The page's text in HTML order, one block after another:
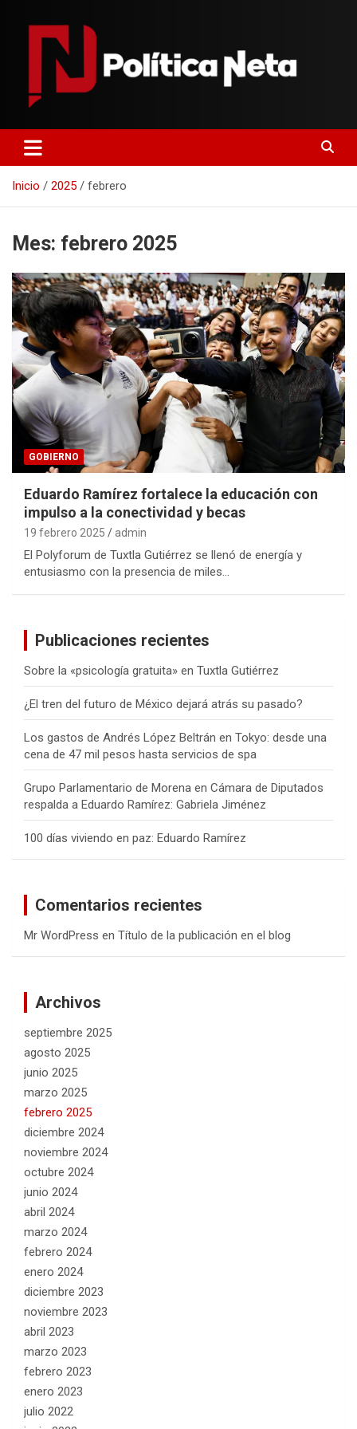
contenido
Politica Neta
Inicio 2025 febrero
Mes: febrero 2025
GOBIERNO
Eduardo Ramírez fortalece la educación con
impulso a la conectividad y becas
19 febrero 2025 admin
El Polyforum de Tuxtla Gutiérrez se llenó de energía y
entusiasmo con la presencia de miles…
Publicaciones recientes
Sobre la «psicología gratuita» en Tuxtla Gutiérrez
¿El tren del futuro de México dejará atrás su pasado?
Los gastos de Andrés López Beltrán en Tokyo: desde una
cena de 47 mil pesos hasta servicios de spa
Grupo Parlamentario de Morena en Cámara de Diputados
respalda a Eduardo Ramírez: Gabriela Jiménez
100 días viviendo en paz: Eduardo Ramírez
Comentarios recientes
Mr WordPress en Título de la publicación en el blog
Archivos
septiembre 2025
agosto 2025
junio 2025
marzo 2025
febrero 2025
diciembre 2024
noviembre 2024
octubre 2024
junio 2024
abril 2024
marzo 2024
febrero 2024
enero 2024
diciembre 2023
noviembre 2023
abril 2023
marzo 2023
febrero 2023
enero 2023
julio 2022